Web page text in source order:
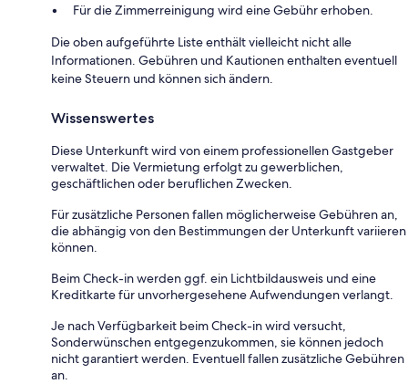
Für die Zimmerreinigung wird eine Gebühr erhoben.
Die oben aufgeführte Liste enthält vielleicht nicht alle
Informationen. Gebühren und Kautionen enthalten eventuell
keine Steuern und können sich ändern.
Wissenswertes
Diese Unterkunft wird von einem professionellen Gastgeber
verwaltet. Die Vermietung erfolgt zu gewerblichen,
geschäftlichen oder beruflichen Zwecken.
Für zusätzliche Personen fallen möglicherweise Gebühren an,
die abhängig von den Bestimmungen der Unterkunft variieren
können.
Beim Check-in werden ggf. ein Lichtbildausweis und eine
Kreditkarte für unvorhergesehene Aufwendungen verlangt.
Je nach Verfügbarkeit beim Check-in wird versucht,
Sonderwünschen entgegenzukommen, sie können jedoch
nicht garantiert werden. Eventuell fallen zusätzliche Gebühren
an.